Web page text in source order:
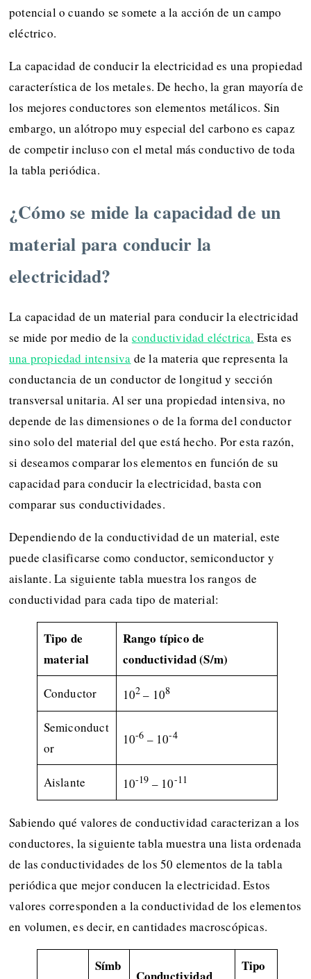
potencial o cuando se somete a la acción de un campo
eléctrico.
La capacidad de conducir la electricidad es una propiedad
característica de los metales. De hecho, la gran mayoría de
los mejores conductores son elementos metálicos. Sin
embargo, un alótropo muy especial del carbono es capaz
de competir incluso con el metal más conductivo de toda
la tabla periódica.
¿Cómo se mide la capacidad de un
material para conducir la
electricidad?
La capacidad de un material para conducir la electricidad
se mide por medio de la conductividad eléctrica. Esta es
una propiedad intensiva de la materia que representa la
conductancia de un conductor de longitud y sección
transversal unitaria. Al ser una propiedad intensiva, no
depende de las dimensiones o de la forma del conductor
sino solo del material del que está hecho. Por esta razón,
si deseamos comparar los elementos en función de su
capacidad para conducir la electricidad, basta con
comparar sus conductividades.
Dependiendo de la conductividad de un material, este
puede clasificarse como conductor, semiconductor y
aislante. La siguiente tabla muestra los rangos de
conductividad para cada tipo de material:
Tipo de
material
Rango típico de
conductividad (S/m)
Conductor 102 – 108
Semiconduct
or
10-6 – 10-4
Aislante 10-19 – 10-11
Sabiendo qué valores de conductividad caracterizan a los
conductores, la siguiente tabla muestra una lista ordenada
de las conductividades de los 50 elementos de la tabla
periódica que mejor conducen la electricidad. Estos
valores corresponden a la conductividad de los elementos
en volumen, es decir, en cantidades macroscópicas.
Símb
Tipo